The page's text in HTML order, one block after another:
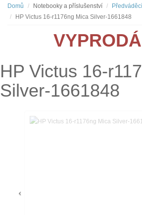
Domů Notebooky a příslušenství
HP Victus 16-r1176ng Mica Silver-1661848
HP Victus 16-
Silver-1661848